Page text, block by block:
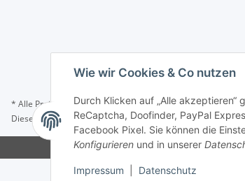
Wie wir Cookies & Co nutzen
Durch Klicken auf „Alle akzeptieren“
ReCaptcha, Doofinder, PayPal
Facebook Pixel. Sie können die
Konfigurieren und in unserer
Impressum Datenschutz
* Alle Preise zzgl. gesetzlicher USt., zzgl.Versand
Dieser Shop richtet sich ausschließlich an Behörden,